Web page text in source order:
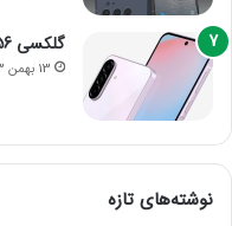
گلکسی A56 تعمیر سخت تری نسبت به A55 دارد
13 بهمن 1403
نوشته‌های تازه